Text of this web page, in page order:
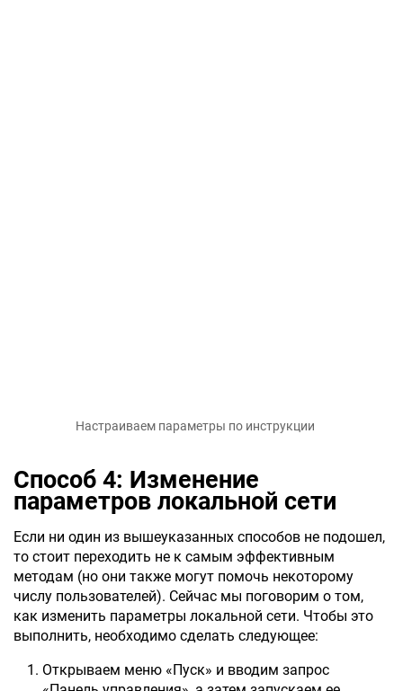
Настраиваем параметры по инструкции
Способ 4: Изменение
параметров локальной сети
Если ни один из вышеуказанных способов не подошел,
то стоит переходить не к самым эффективным
методам (но они также могут помочь некоторому
числу пользователей). Сейчас мы поговорим о том,
как изменить параметры локальной сети. Чтобы это
выполнить, необходимо сделать следующее:
Открываем меню «Пуск» и вводим запрос